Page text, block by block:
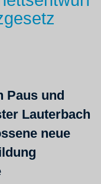
Paus und
Lauterbach
neue